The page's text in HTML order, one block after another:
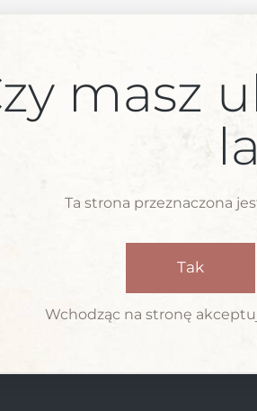
masz
Ta strona przeznaczona
Tak
Wchodząc na stronę